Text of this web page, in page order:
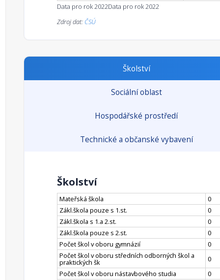
Data pro rok 2022Data pro rok 2022
Zdroj dat: ČSÚ
Školství
Sociální oblast
Hospodářské prostředí
Technické a občanské vybavení
Školství
Mateřská škola
0
Zákl.škola pouze s 1.st.
0
Zákl.škola s 1.a 2.st.
0
Zákl.škola pouze s 2.st.
0
Počet škol v oboru gymnázií
0
Počet škol v oboru středních odborných škol a
praktických šk
0
Počet škol v oboru nástavbového studia
0